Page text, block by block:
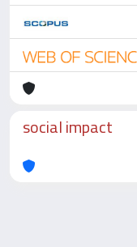
social impact